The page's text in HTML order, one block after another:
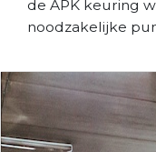
de APK keuring
noodzakelijke